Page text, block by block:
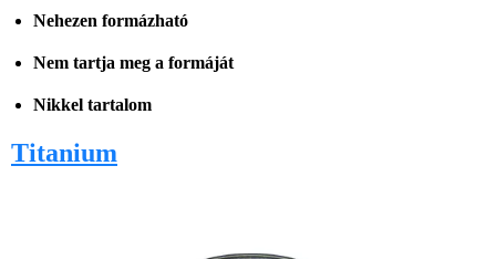
Nehezen formázható
Nem tartja meg a formáját
Nikkel tartalom
Titanium